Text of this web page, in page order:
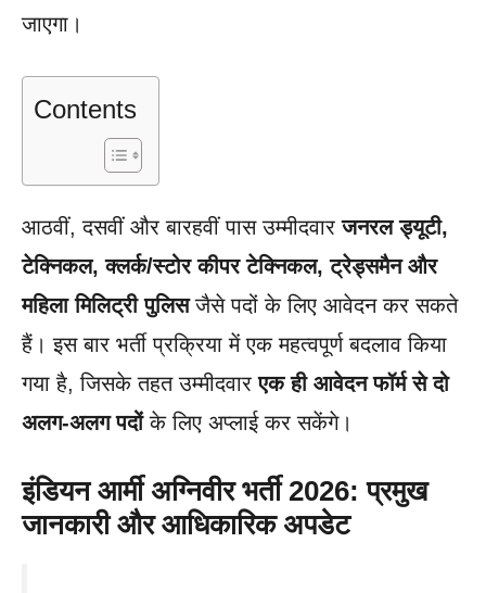
जाएगा।
Contents
आठवीं, दसवीं और बारहवीं पास उम्मीदवारजनरल ड्यूटी,
टेक्निकल, क्लर्क/स्टोर कीपर टेक्निकल, ट्रेड्समैन और
महिला मिलिट्री पुलिसजैसे पदों के लिए आवेदन कर सकते
हैं। इस बार भर्ती प्रक्रिया में एक महत्वपूर्ण बदलाव किया
गया है, जिसके तहत उम्मीदवारएक ही आवेदन फॉर्म से दो
अलग-अलग पदोंके लिए अप्लाई कर सकेंगे।
इंडियन आर्मी अग्निवीर भर्ती 2026: प्रमुख
जानकारी और आधिकारिक अपडेट